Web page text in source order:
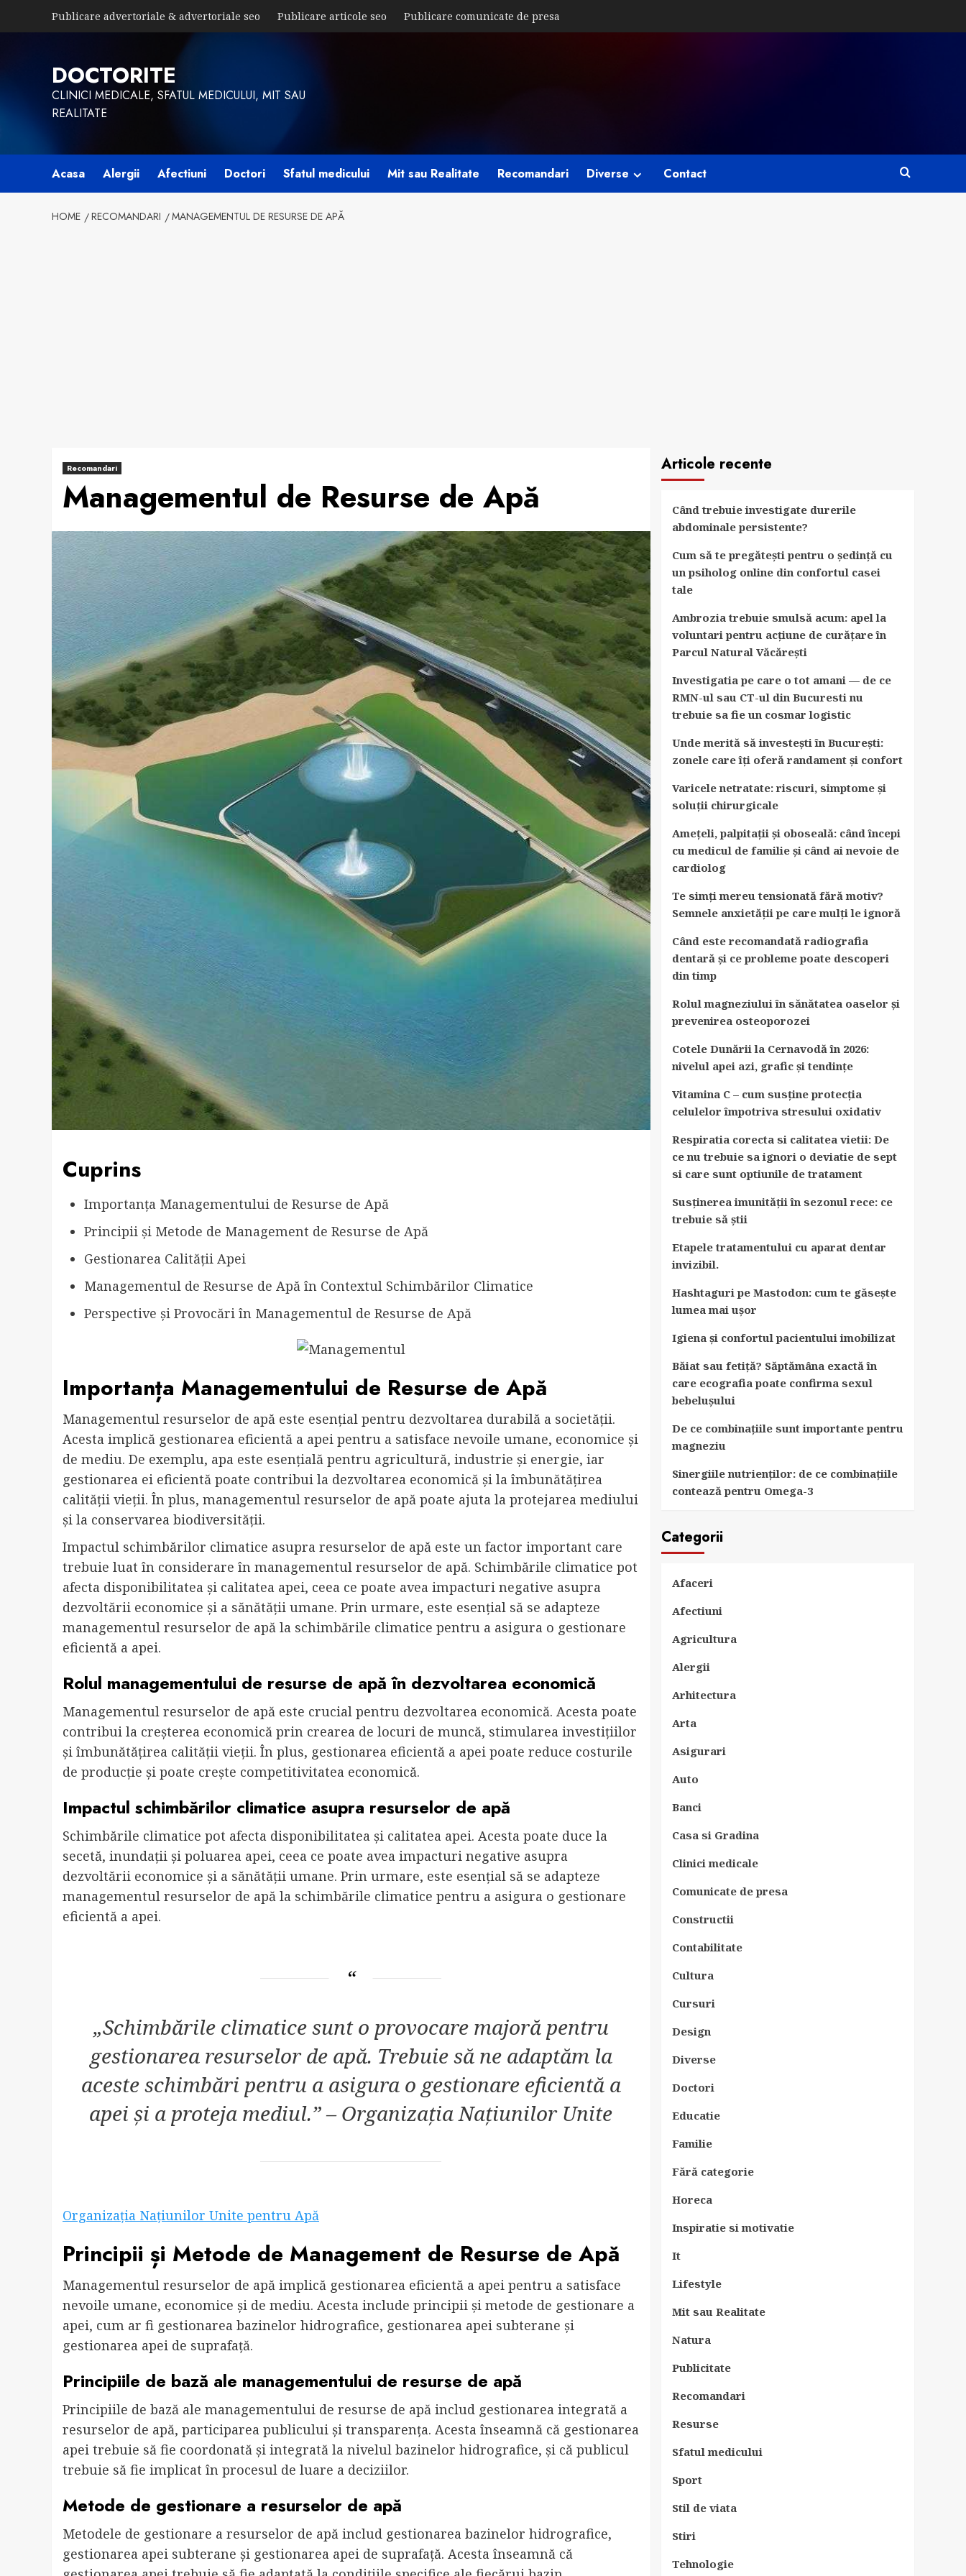
Publicare advertoriale & advertoriale seo Publicare articole seo Publicare comunicate de presa
DOCTORITE
CLINICI MEDICALE, SFATUL MEDICULUI, MIT SAU
REALITATE
Acasa Alergii Afectiuni Doctori Sfatul medicului Mit sau Realitate Recomandari Diverse Contact
HOME RECOMANDARI MANAGEMENTUL DE RESURSE DE APĂ
Recomandari
Managementul de Resurse de Apă
Cuprins
Importanța Managementului de Resurse de Apă
Principii și Metode de Management de Resurse de Apă
Gestionarea Calității Apei
Managementul de Resurse de Apă în Contextul Schimbărilor Climatice
Perspective și Provocări în Managementul de Resurse de Apă
Importanța Managementului de Resurse de Apă
Managementul resurselor de apă este esențial pentru dezvoltarea durabilă a societății.
Acesta implică gestionarea eficientă a apei pentru a satisface nevoile umane, economice și
de mediu. De exemplu, apa este esențială pentru agricultură, industrie și energie, iar
gestionarea ei eficientă poate contribui la dezvoltarea economică și la îmbunătățirea
calității vieții. În plus, managementul resurselor de apă poate ajuta la protejarea mediului
și la conservarea biodiversității.
Impactul schimbărilor climatice asupra resurselor de apă este un factor important care
trebuie luat în considerare în managementul resurselor de apă. Schimbările climatice pot
afecta disponibilitatea și calitatea apei, ceea ce poate avea impacturi negative asupra
dezvoltării economice și a sănătății umane. Prin urmare, este esențial să se adapteze
managementul resurselor de apă la schimbările climatice pentru a asigura o gestionare
eficientă a apei.
Rolul managementului de resurse de apă în dezvoltarea economică
Managementul resurselor de apă este crucial pentru dezvoltarea economică. Acesta poate
contribui la creșterea economică prin crearea de locuri de muncă, stimularea investițiilor
și îmbunătățirea calității vieții. În plus, gestionarea eficientă a apei poate reduce costurile
de producție și poate crește competitivitatea economică.
Impactul schimbărilor climatice asupra resurselor de apă
Schimbările climatice pot afecta disponibilitatea și calitatea apei. Acesta poate duce la
secetă, inundații și poluarea apei, ceea ce poate avea impacturi negative asupra
dezvoltării economice și a sănătății umane. Prin urmare, este esențial să se adapteze
managementul resurselor de apă la schimbările climatice pentru a asigura o gestionare
eficientă a apei.
„Schimbările climatice sunt o provocare majoră pentru
gestionarea resurselor de apă. Trebuie să ne adaptăm la
aceste schimbări pentru a asigura o gestionare eficientă a
apei și a proteja mediul.” – Organizația Națiunilor Unite
Organizația Națiunilor Unite pentru Apă
Principii și Metode de Management de Resurse de Apă
Managementul resurselor de apă implică gestionarea eficientă a apei pentru a satisface
nevoile umane, economice și de mediu. Acesta include principii și metode de gestionare a
apei, cum ar fi gestionarea bazinelor hidrografice, gestionarea apei subterane și
gestionarea apei de suprafață.
Principiile de bază ale managementului de resurse de apă
Principiile de bază ale managementului de resurse de apă includ gestionarea integrată a
resurselor de apă, participarea publicului și transparența. Acesta înseamnă că gestionarea
apei trebuie să fie coordonată și integrată la nivelul bazinelor hidrografice, și că publicul
trebuie să fie implicat în procesul de luare a deciziilor.
Metode de gestionare a resurselor de apă
Metodele de gestionare a resurselor de apă includ gestionarea bazinelor hidrografice,
gestionarea apei subterane și gestionarea apei de suprafață. Acesta înseamnă că
Articole recente
Când trebuie investigate durerile
abdominale persistente?
Cum să te pregătești pentru o ședință cu
un psiholog online din confortul casei
tale
Ambrozia trebuie smulsă acum: apel la
voluntari pentru acțiune de curățare în
Parcul Natural Văcărești
Investigatia pe care o tot amani — de ce
RMN-ul sau CT-ul din Bucuresti nu
trebuie sa fie un cosmar logistic
Unde merită să investești în București:
zonele care îți oferă randament și confort
Varicele netratate: riscuri, simptome și
soluții chirurgicale
Amețeli, palpitații și oboseală: când începi
cu medicul de familie și când ai nevoie de
cardiolog
Te simți mereu tensionată fără motiv?
Semnele anxietății pe care mulți le ignoră
Când este recomandată radiografia
dentară și ce probleme poate descoperi
din timp
Rolul magneziului în sănătatea oaselor și
prevenirea osteoporozei
Cotele Dunării la Cernavodă în 2026:
nivelul apei azi, grafic și tendințe
Vitamina C – cum susține protecția
celulelor împotriva stresului oxidativ
Respiratia corecta si calitatea vietii: De
ce nu trebuie sa ignori o deviatie de sept
si care sunt optiunile de tratament
Susținerea imunității în sezonul rece: ce
trebuie să știi
Etapele tratamentului cu aparat dentar
invizibil.
Hashtaguri pe Mastodon: cum te găsește
lumea mai ușor
Igiena și confortul pacientului imobilizat
Băiat sau fetiță? Săptămâna exactă în
care ecografia poate confirma sexul
bebelușului
De ce combinațiile sunt importante pentru
magneziu
Sinergiile nutrienților: de ce combinațiile
contează pentru Omega-3
Categorii
Afaceri
Afectiuni
Agricultura
Alergii
Arhitectura
Arta
Asigurari
Auto
Banci
Casa si Gradina
Clinici medicale
Comunicate de presa
Constructii
Contabilitate
Cultura
Cursuri
Design
Diverse
Doctori
Educatie
Familie
Fără categorie
Horeca
Inspiratie si motivatie
It
Lifestyle
Mit sau Realitate
Natura
Publicitate
Recomandari
Resurse
Sfatul medicului
Sport
Stil de viata
Stiri
Tehnologie